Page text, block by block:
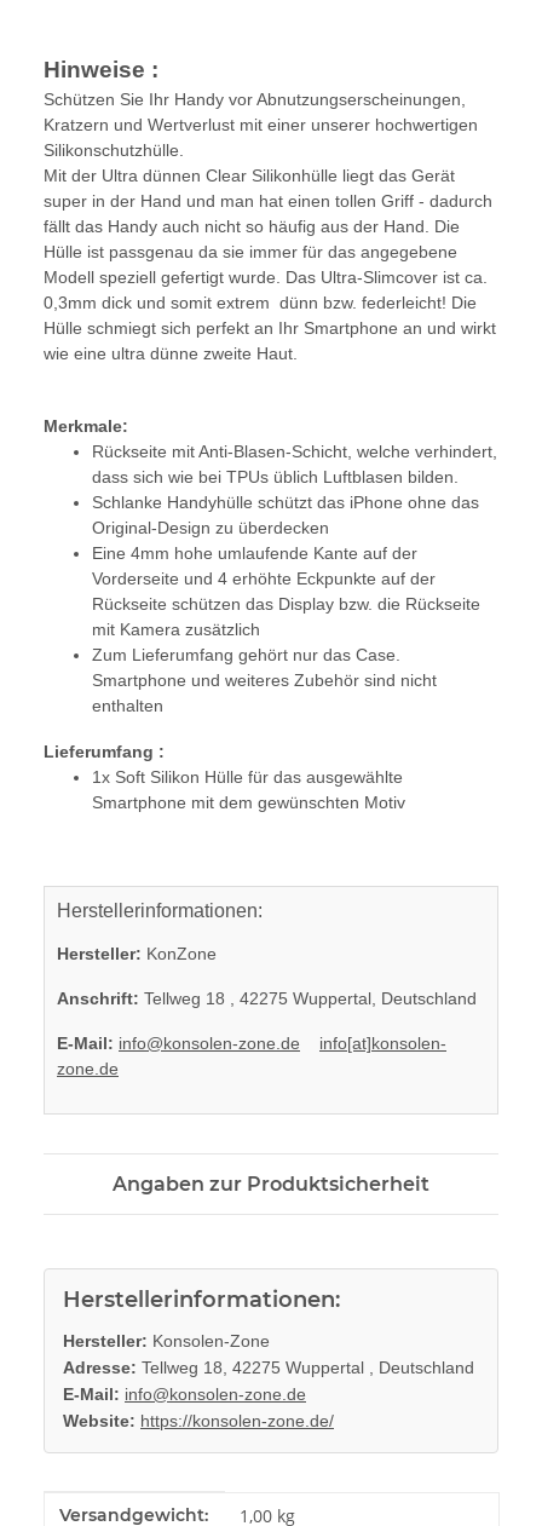
Hinweise :
Schützen Sie Ihr Handy vor Abnutzungserscheinungen,
Kratzern und Wertverlust mit einer unserer hochwertigen
Silikonschutzhülle.
Mit der Ultra dünnen Clear Silikonhülle liegt das Gerät
super in der Hand und man hat einen tollen Griff - dadurch
fällt das Handy auch nicht so häufig aus der Hand. Die
Hülle ist passgenau da sie immer für das angegebene
Modell speziell gefertigt wurde. Das Ultra-Slimcover ist ca.
0,3mm dick und somit extrem dünn bzw. federleicht! Die
Hülle schmiegt sich perfekt an Ihr Smartphone an und wirkt
wie eine ultra dünne zweite Haut.
Merkmale:
Rückseite mit Anti-Blasen-Schicht, welche verhindert,
dass sich wie bei TPUs üblich Luftblasen bilden.
Schlanke Handyhülle schützt das iPhone ohne das
Original-Design zu überdecken
Eine 4mm hohe umlaufende Kante auf der
Vorderseite und 4 erhöhte Eckpunkte auf der
Rückseite schützen das Display bzw. die Rückseite
mit Kamera zusätzlich
Zum Lieferumfang gehört nur das Case.
Smartphone und weiteres Zubehör sind nicht
enthalten
Lieferumfang :
1x Soft Silikon Hülle für das ausgewählte
Smartphone mit dem gewünschten Motiv
Herstellerinformationen:
Hersteller: KonZone
Anschrift: Tellweg 18 , 42275 Wuppertal, Deutschland
E-Mail: info@konsolen-zone.de
info[at]konsolen-
zone.de
Angaben zur Produktsicherheit
Herstellerinformationen:
Hersteller: Konsolen-Zone
Adresse: Tellweg 18, 42275 Wuppertal , Deutschland
E-Mail: info@konsolen-zone.de
Website: https://konsolen-zone.de/
Produkteigenschaft
Wert
Versandgewicht: 1,00 kg